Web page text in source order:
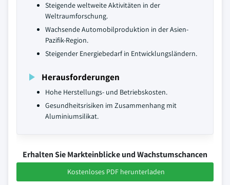
Steigende weltweite Aktivitäten in der
Weltraumforschung.
Wachsende Automobilproduktion in der Asien-
Pazifik-Region.
Steigender Energiebedarf in Entwicklungsländern.
Herausforderungen
Hohe Herstellungs- und Betriebskosten.
Gesundheitsrisiken im Zusammenhang mit
Aluminiumsilikat.
Erhalten Sie Markteinblicke und Wachstumschancen
Kostenloses PDF herunterladen